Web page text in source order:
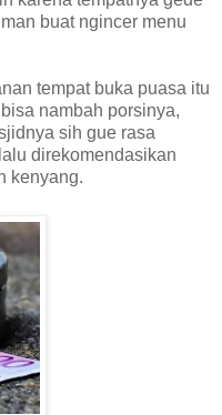
buat ngincer menu
tempat buka puasa itu
nambah porsinya,
sih gue rasa
direkomendasikan
kenyang.